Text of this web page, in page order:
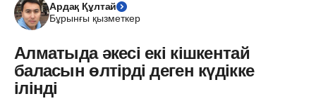
Ардақ Құлтай
Бұрынғы қызметкер
Алматыда әкесі екі кішкентай
баласын өлтірді деген күдікке
ілінді